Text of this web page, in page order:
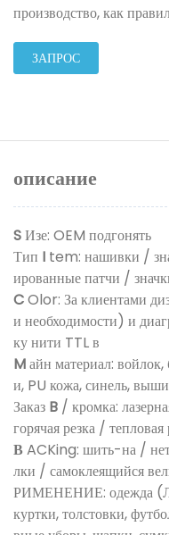
производство, как
ЗАПРОС
описание
SИзе: OEM подгонять
Тип I tem: нашивки /
ированные патчи /
COlor: За клиентами
и необходимости) и
ку нити TTL в
Mайн материал:
и, PU кожа, синель,
Заказ B / кромка:
горячая резка / тепловая
В ACKing: шить-на /
лки / самоклеящийся
РИМЕНЕНИЕ: одежда
куртки, толстовки,